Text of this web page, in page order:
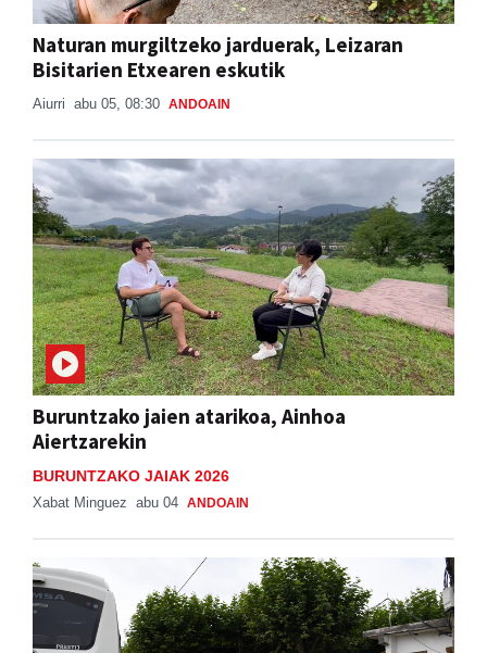
Naturan murgiltzeko jarduerak, Leizaran
Bisitarien Etxearen eskutik
Aiurri abu 05, 08:30 ANDOAIN
Buruntzako jaien atarikoa, Ainhoa
Aiertzarekin
BURUNTZAKO JAIAK 2026
Xabat Minguez abu 04 ANDOAIN